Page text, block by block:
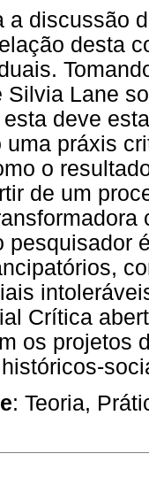
a discussão
desta
Silvia Lane
deve
uma práxis
o
de um
pesquisador
Crítica
os projetos
: Teoria,